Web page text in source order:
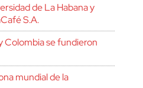
de La Habana y
S.A.
Colombia se fundieron
mundial de la